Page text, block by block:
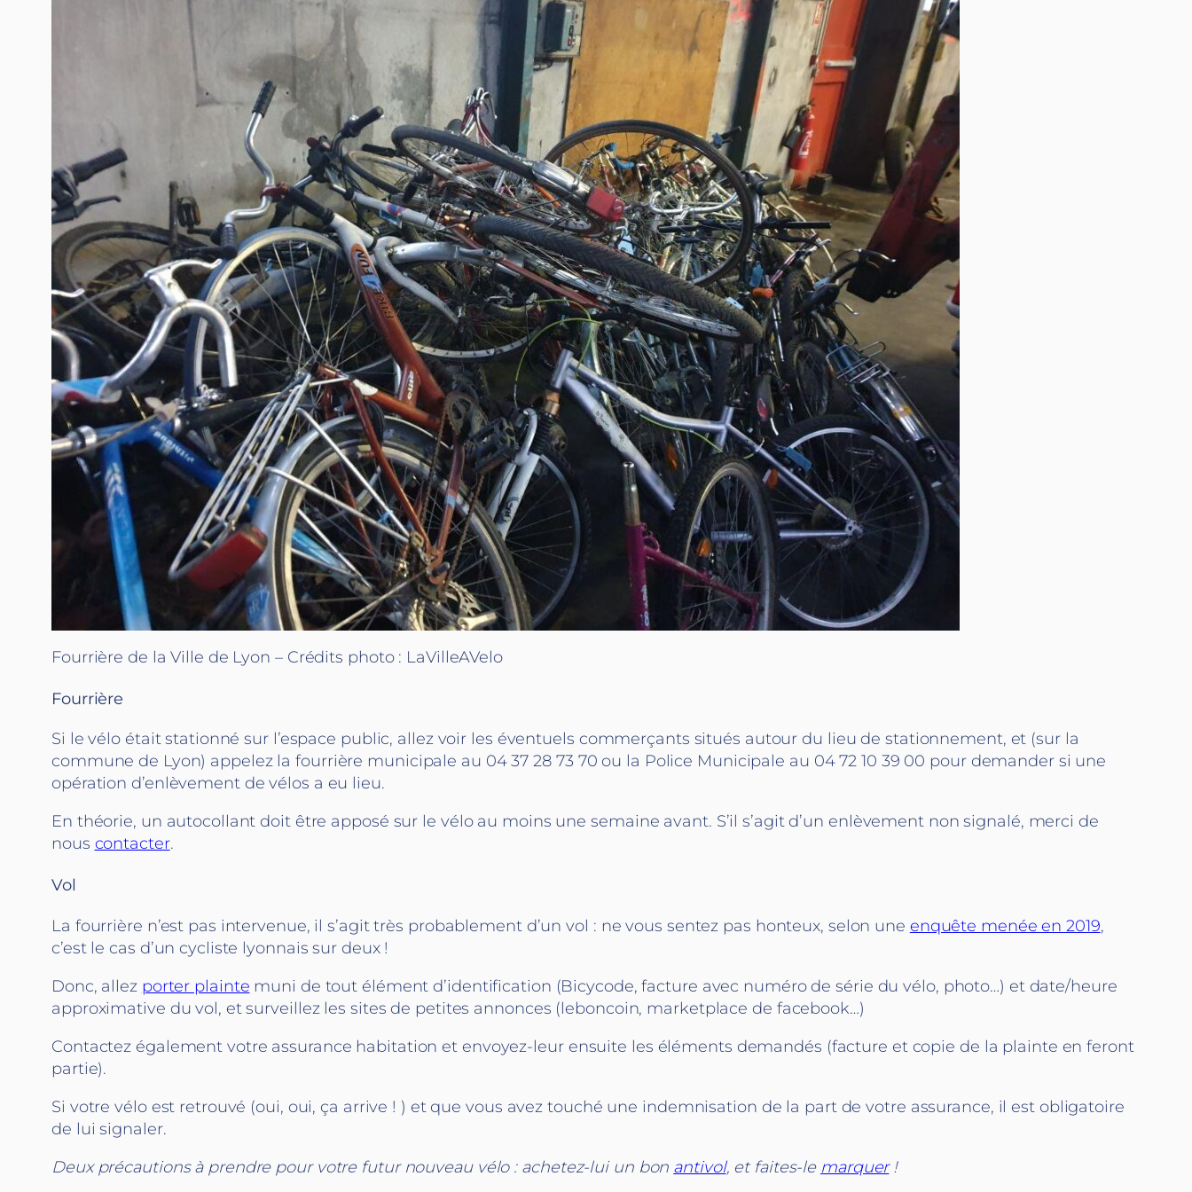
Fourrière de la Ville de Lyon – Crédits photo : LaVilleAVelo
Fourrière
Si le vélo était stationné sur l’espace public, allez voir les éventuels commerçants situés autour du lieu de stationnement, et (sur la
commune de Lyon) appelez la fourrière municipale au 04 37 28 73 70 ou la Police Municipale au 04 72 10 39 00 pour demander si une
opération d’enlèvement de vélos a eu lieu.
En théorie, un autocollant doit être apposé sur le vélo au moins une semaine avant. S’il s’agit d’un enlèvement non signalé, merci de
nous contacter.
Vol
La fourrière n’est pas intervenue, il s’agit très probablement d’un vol : ne vous sentez pas honteux, selon une enquête menée en 2019,
c’est le cas d’un cycliste lyonnais sur deux !
Donc, allez porter plainte muni de tout élément d’identification (Bicycode, facture avec numéro de série du vélo, photo…) et date/heure
approximative du vol, et surveillez les sites de petites annonces (leboncoin, marketplace de facebook…)
Contactez également votre assurance habitation et envoyez-leur ensuite les éléments demandés (facture et copie de la plainte en feront
partie).
Si votre vélo est retrouvé (oui, oui, ça arrive ! ) et que vous avez touché une indemnisation de la part de votre assurance, il est obligatoire
de lui signaler.
Deux précautions à prendre pour votre futur nouveau vélo : achetez-lui un bon antivol, et faites-le marquer!